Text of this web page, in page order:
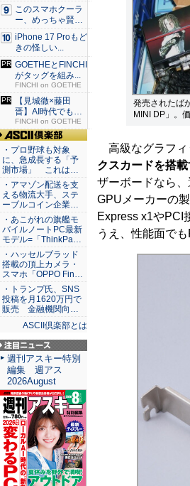
発売されたば
MINI DP」。
高級なグラフィ
クスカードを搭載
ザーボードなら
GPUメーカーの
Express x1やPCI
うえ、性能面で
このスマホクーラ
ー、めっちゃ賢
い。ただ冷...
iPhone 17 Proもど
きの怪しい...
GOETHEとFINCHI
がタッグを組み...
FINCHI on GOETHE
【見城徹×藤田
晋】AI時代でも変
わらない...
FINCHI on GOETHE
ASCII倶楽部
・プロ野球も対象
に、急成長する「予
測市場」 これは…
・アマゾン配送を支
える物流大手、ステ
ーブルコイン企業…
・あこがれの旗艦モ
バイルノートPC最新
モデル=「ThinkPa…
・ハッセルブラッド
搭載の頂上カメラ・
スマホ「OPPO Fin…
・トランプ氏、SNS
投稿を月1620万円で
販売 金融機関向…
ASCII倶楽部とは
注目ニュース
週刊アスキー特別
編集 週アス
2026August